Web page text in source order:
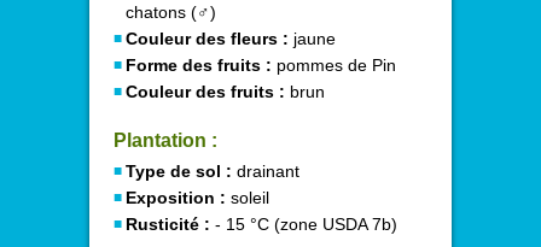
chatons (♂)
Couleur des fleurs : jaune
Forme des fruits : pommes de Pin
Couleur des fruits : brun
Plantation :
Type de sol : drainant
Exposition : soleil
Rusticité : - 15 °C (zone USDA 7b)